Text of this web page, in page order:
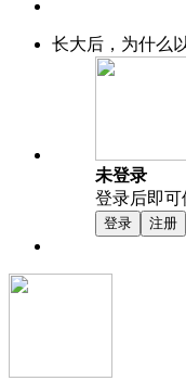
长大后，为什么
未登录
登录后即
登录 注册